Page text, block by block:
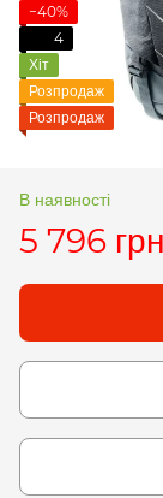
−40%
4
Хіт
Розпродаж
Розпродаж
В наявності
5 796 грн